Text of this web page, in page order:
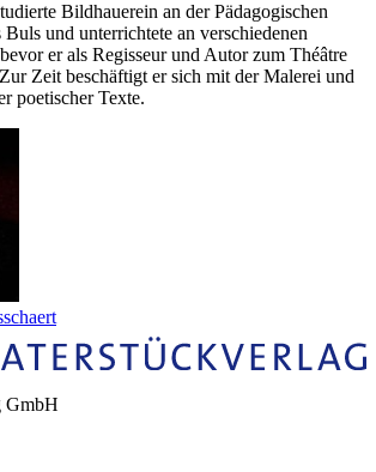
Bildhauerein an der Pädagogischen
und unterrichtete an verschiedenen
er als Regisseur und Autor zum Théâtre
Zeit beschäftigt er sich mit der Malerei und
poetischer Texte.
GmbH